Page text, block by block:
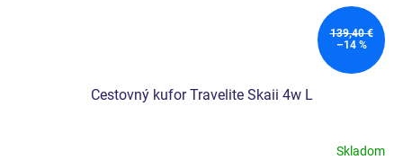
139,40 €
–14 %
Cestovný kufor Travelite Skaii 4w L
Skladom